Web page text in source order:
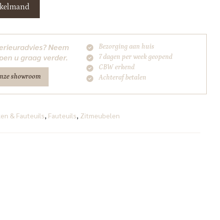
Neem
u graag verder.
showroom
Bezorging aan huis
7 dagen per week geopend
CBW erkend
Achteraf betalen
& Fauteuils, Fauteuils, Zitmeubelen